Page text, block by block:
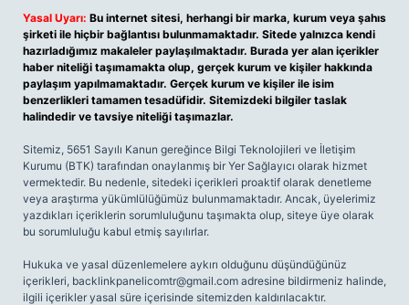
Yasal Uyarı: Bu internet sitesi, herhangi bir marka, kurum veya şahıs
şirketi ile hiçbir bağlantısı bulunmamaktadır. Sitede yalnızca kendi
hazırladığımız makaleler paylaşılmaktadır. Burada yer alan içerikler
haber niteliği taşımamakta olup, gerçek kurum ve kişiler hakkında
paylaşım yapılmamaktadır. Gerçek kurum ve kişiler ile isim
benzerlikleri tamamen tesadüfidir. Sitemizdeki bilgiler taslak
halindedir ve tavsiye niteliği taşımazlar.
Sitemiz, 5651 Sayılı Kanun gereğince Bilgi Teknolojileri ve İletişim
Kurumu (BTK) tarafından onaylanmış bir Yer Sağlayıcı olarak hizmet
vermektedir. Bu nedenle, sitedeki içerikleri proaktif olarak denetleme
veya araştırma yükümlülüğümüz bulunmamaktadır. Ancak, üyelerimiz
yazdıkları içeriklerin sorumluluğunu taşımakta olup, siteye üye olarak
bu sorumluluğu kabul etmiş sayılırlar.
Hukuka ve yasal düzenlemelere aykırı olduğunu düşündüğünüz
içerikleri, backlinkpanelicomtr@gmail.com adresine bildirmeniz halinde,
ilgili içerikler yasal süre içerisinde sitemizden kaldırılacaktır.